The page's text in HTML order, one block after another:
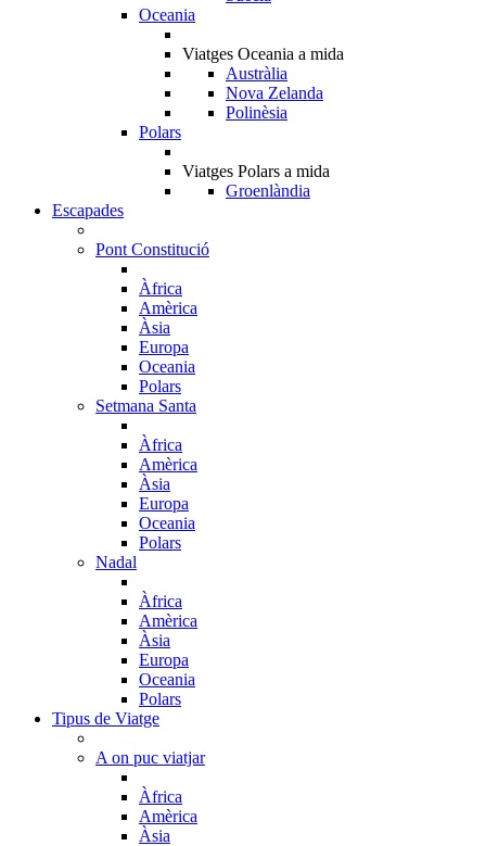
Oceania
Viatges Oceania a mida
Austràlia
Nova Zelanda
Polinèsia
Polars
Viatges Polars a mida
Groenlàndia
Escapades
Pont Constitució
Àfrica
Amèrica
Àsia
Europa
Oceania
Polars
Setmana Santa
Àfrica
Amèrica
Àsia
Europa
Oceania
Polars
Nadal
Àfrica
Amèrica
Àsia
Europa
Oceania
Polars
Tipus de Viatge
A on puc viatjar
Àfrica
Amèrica
Àsia